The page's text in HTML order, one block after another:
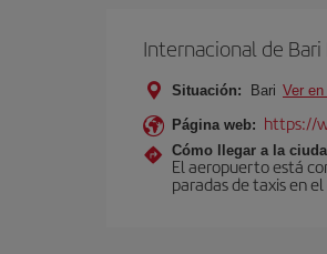
Internacional de
Situación: Bari Ver
Página web: https://
Cómo llegar a la
El aeropuerto está
paradas de taxis en